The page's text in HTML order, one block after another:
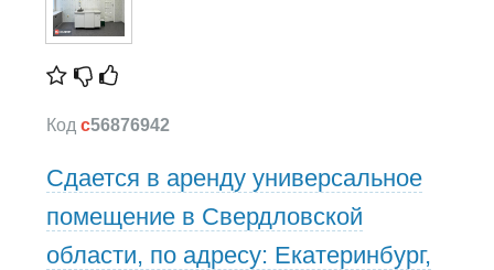
Код c56876942
Сдается в аренду универсальное
помещение в Свердловской
области, по адресу: Екатеринбург,